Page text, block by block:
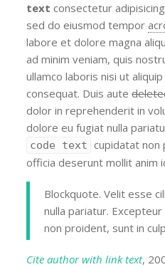
text consectetur
sed do eiusmod tempor
labore et dolore magna
ad minim veniam, quis
ullamco laboris nisi ut
consequat. Duis aute
dolor in reprehenderit in
dolore eu fugiat nulla
code text cupidatat non
officia deserunt mollit anim
Blockquote. Velit esse
nulla pariatur.
non proident, sunt in
Cite author with link text,